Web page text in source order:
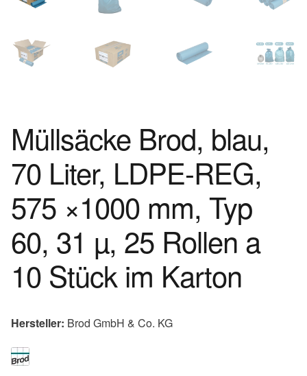
Müllsäcke Brod, blau,
70 Liter, LDPE-REG,
575 ×1000 mm, Typ
60, 31 µ, 25 Rollen a
10 Stück im Karton
Hersteller: Brod GmbH & Co. KG